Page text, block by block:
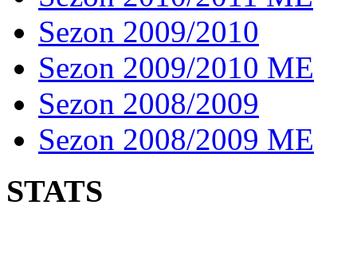
Sezon 2009/2010
Sezon 2009/2010 ME
Sezon 2008/2009
Sezon 2008/2009 ME
STATS